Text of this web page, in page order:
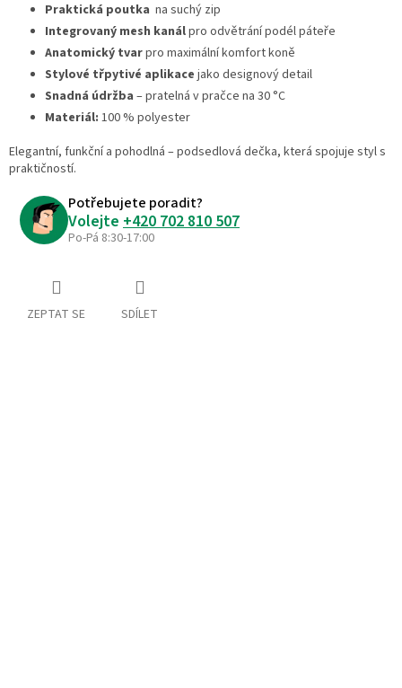
Praktická poutka na suchý zip
Integrovaný mesh kanálpro odvětrání podél páteře
Anatomický tvarpro maximální komfort koně
Stylové třpytivé aplikace jako designový detail
Snadná údržba – pratelná v pračce na 30 °C
Materiál: 100 % polyester
Elegantní, funkční a pohodlná – podsedlová dečka, která spojuje styl s
praktičností.
Potřebujete poradit?
Volejte +420 702 810 507
Po-Pá 8:30-17:00
ZEPTAT SE SDÍLET